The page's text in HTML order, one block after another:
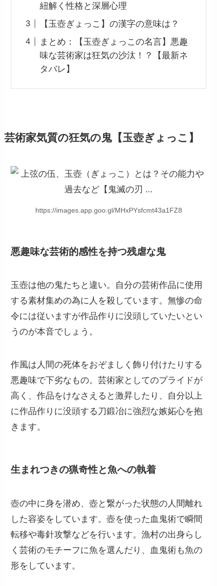
紐解く性格と深層心理
【玉壺ぎょっこ】の漢字の意味は？
まとめ：【玉壺ぎょっこの名言】悪趣
味な芸術家は狂気の沙汰！？【最新ネ
タバレ】
芸術家気質の狂気の鬼【玉壺ぎょっこ】
https://images.app.goo.gl/MHxPYsfcmt43a1FZ8
悪趣味な芸術的感性を持つ残虐な鬼
玉壺は他の鬼たちと違い。自分の芸術作品に使用
する素材集めの為に人を殺しています。無惨の命
令には従いますが作品作りに没頭していたいとい
うのが本音でしょう。
作風は人間の死体をおぞましく飾り付けたりする
悪趣味で下劣なもの。芸術家としてのプライドが
高く、作品をけなさえると激昇したり、自分以上
に作品作りに没頭する刀鍛冶に強烈な嫉妬心を抱
きます。
生まれつきの猟奇性と魚への執着
壺の中に身を潜め、壺と繋がった状態の人間離れ
した容姿をしています。壺を使った血鬼術で瞬間
転移や毒針攻撃などを行います。漁村の出身らし
く芸術のモチーフに魚を選んだり、血鬼術も魚の
形をしています。